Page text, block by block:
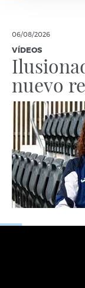
06/08/2026
VÍDEOS
nuevo